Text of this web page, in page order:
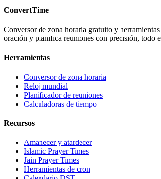
ConvertTime
Conversor de zona horaria gratuito y
oración y planifica reuniones con precisión, todo
Herramientas
Conversor de zona horaria
Reloj mundial
Planificador de reuniones
Calculadoras de tiempo
Recursos
Amanecer y atardecer
Islamic Prayer Times
Jain Prayer Times
Herramientas de cron